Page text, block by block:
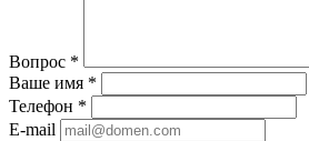
Вопрос *
Ваше имя *
Телефон *
E-mail